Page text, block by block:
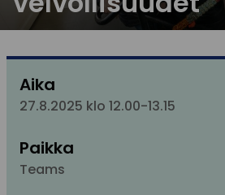
Aika
27.8.2025 klo 12.00-13.15
Paikka
Teams